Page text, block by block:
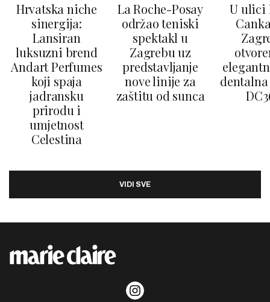
Hrvatska niche
sinergija:
Lansiran
luksuzni brend
Andart Perfumes
koji spaja
jadransku
prirodu i
umjetnost
Celestina
La Roche-Posay
održao teniski
spektakl u
Zagrebu uz
predstavljanje
nove linije za
zaštitu od sunca
U ulici
VIDI SVE